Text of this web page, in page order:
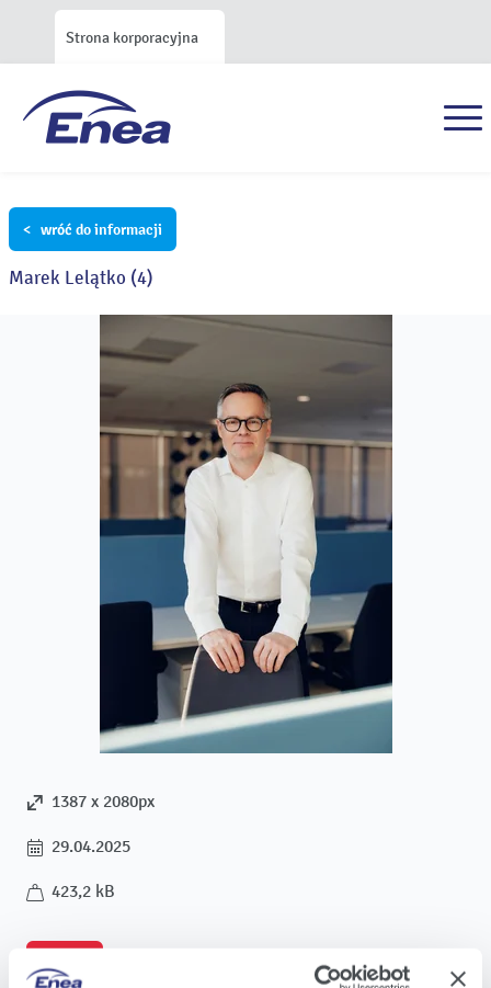
Strona korporacyjna
< wróć do informacji
Marek Lelątko (4)
1387 x 2080px
29.04.2025
423,2 kB